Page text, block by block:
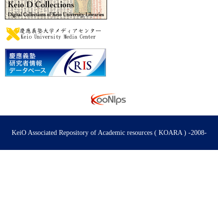
KeiO Associated Repository of Academic resources ( KOARA ) -2008-